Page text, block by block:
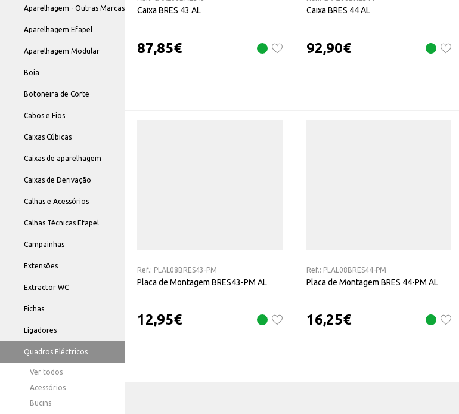
Aparelhagem - Outras Marcas
Aparelhagem Efapel
Aparelhagem Modular
Boia
Botoneira de Corte
Cabos e Fios
Caixas Cúbicas
Caixas de aparelhagem
Caixas de Derivação
Calhas e Acessórios
Calhas Técnicas Efapel
Campainhas
Extensões
Extractor WC
Fichas
Ligadores
Quadros Eléctricos
Ver todos
Acessórios
Bucins
Caixa BRES 43 AL
87,85€
Caixa BRES 44 AL
92,90€
Ref.: PLAL08BRES43-PM
Placa de Montagem BRES43-PM AL
12,95€
Ref.: PLAL08BRES44-PM
Placa de Montagem BRES 44-PM AL
16,25€